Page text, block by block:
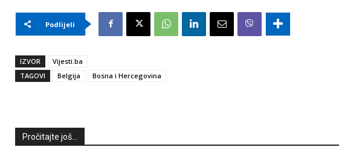
Podlijeli
IZVOR
Vijesti.ba
TAGOVI
Belgija Bosna i Hercegovina
Pročitajte još...